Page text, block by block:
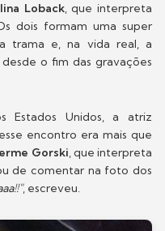
Loback, que interpreta
dois formam uma super
trama e, na vida real, a
desde o fim das gravações
Estados Unidos, a atriz
encontro era mais que
Gorski, que interpreta
de comentar na foto dos
, escreveu.